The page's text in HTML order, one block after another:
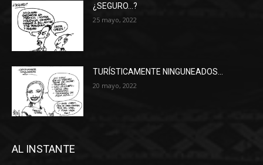
¿SEGURO…?
25 mayo, 2022
TURÍSTICAMENTE NINGUNEADOS…
20 mayo, 2022
AL INSTANTE